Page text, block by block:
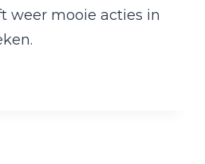
weer mooie acties in